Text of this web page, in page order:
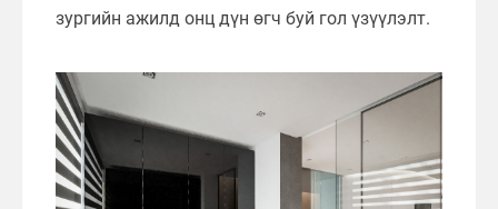
зургийн ажилд онц дүн өгч буй гол үзүүлэлт.